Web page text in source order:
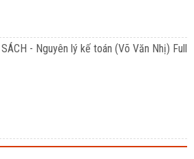
SÁCH - Nguyên lý kế toán (Võ Văn Nhị) Full